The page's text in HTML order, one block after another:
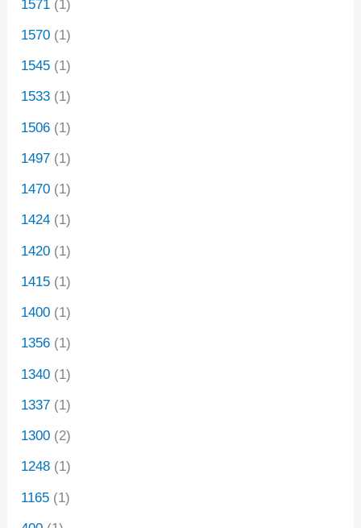
1571 (1)
1570 (1)
1545 (1)
1533 (1)
1506 (1)
1497 (1)
1470 (1)
1424 (1)
1420 (1)
1415 (1)
1400 (1)
1356 (1)
1340 (1)
1337 (1)
1300 (2)
1248 (1)
1165 (1)